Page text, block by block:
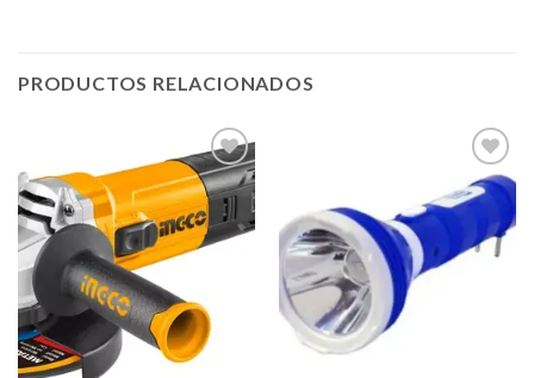
PRODUCTOS RELACIONADOS
Añadir
a la
Añadir
a la
lista de